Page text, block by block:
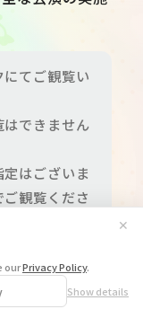
ourPrivacy Policy.
Show details
✕
にてご観覧い
できません
はございま
観覧くださ
なりました
ットに記載
ていただきま